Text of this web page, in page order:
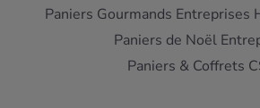
Paniers Gourmands Entreprises
Paniers de Noël
Paniers & Coffrets